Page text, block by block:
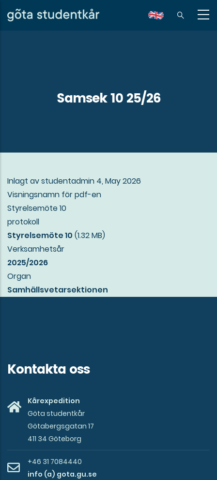
Hoppa
till
en
Samsek 10 25/26
Inlagt avstudentadmin 4, May 2026
Visningsnamn för pdf-en
Styrelsemöte 10
protokoll
Styrelsemöte 10 (1.32 MB)
Verksamhetsår
2025/2026
Organ
Samhällsvetarsektionen
Kontakta oss
Kårexpedition
Göta studentkår
Götabergsgatan 17
411 34 Göteborg
+46 31 7084440
info (a) gota.gu.se